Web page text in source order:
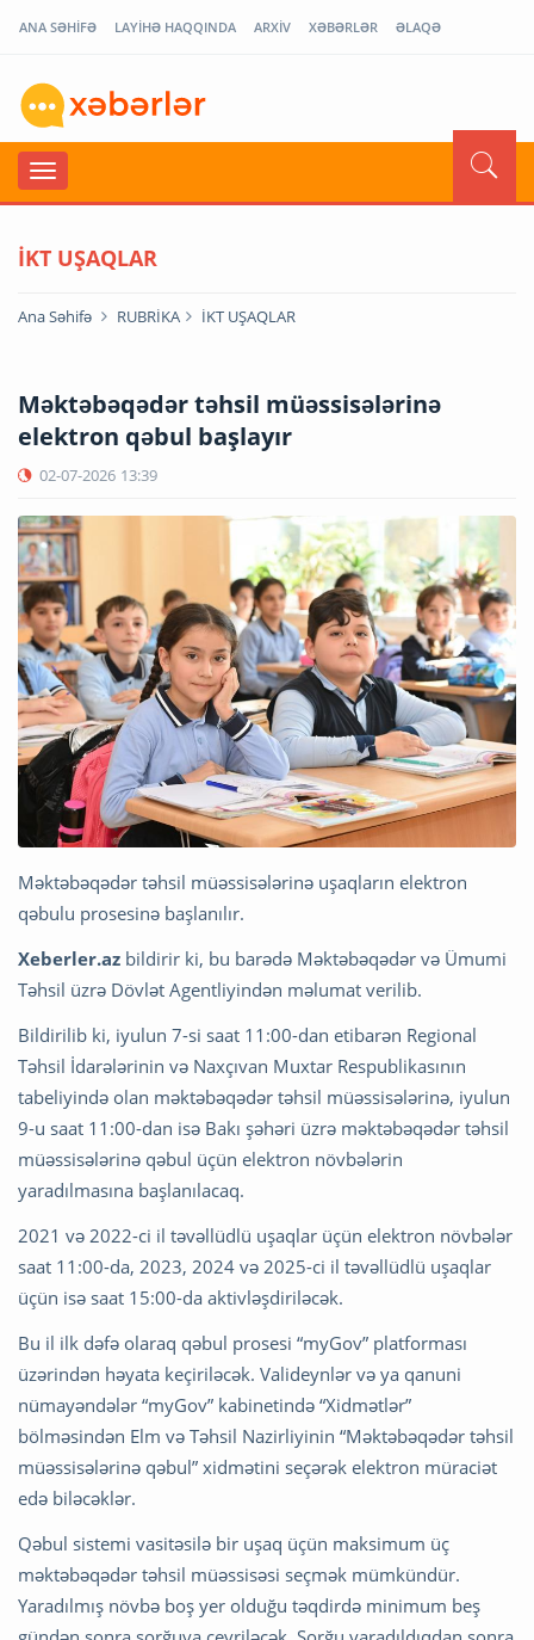
ANA SƏHİFƏ LAYİHƏ HAQQINDA ARXİV XƏBƏRLƏR ƏLAQƏ
İKT UŞAQLAR
Ana Səhifə RUBRİKA İKT UŞAQLAR
Məktəbəqədər təhsil müəssisələrinə
elektron qəbul başlayır
02-07-2026 13:39
Məktəbəqədər təhsil müəssisələrinə uşaqların elektron
qəbulu prosesinə başlanılır.
Xeberler.az bildirir ki, bu barədə Məktəbəqədər və Ümumi
Təhsil üzrə Dövlət Agentliyindən məlumat verilib.
Bildirilib ki, iyulun 7-si saat 11:00-dan etibarən Regional
Təhsil İdarələrinin və Naxçıvan Muxtar Respublikasının
tabeliyində olan məktəbəqədər təhsil müəssisələrinə, iyulun
9-u saat 11:00-dan isə Bakı şəhəri üzrə məktəbəqədər təhsil
müəssisələrinə qəbul üçün elektron növbələrin
yaradılmasına başlanılacaq.
2021 və 2022-ci il təvəllüdlü uşaqlar üçün elektron növbələr
saat 11:00-da, 2023, 2024 və 2025-ci il təvəllüdlü uşaqlar
üçün isə saat 15:00-da aktivləşdiriləcək.
Bu il ilk dəfə olaraq qəbul prosesi “myGov” platforması
üzərindən həyata keçiriləcək. Valideynlər və ya qanuni
nümayəndələr “myGov” kabinetində “Xidmətlər”
bölməsindən Elm və Təhsil Nazirliyinin “Məktəbəqədər təhsil
müəssisələrinə qəbul” xidmətini seçərək elektron müraciət
edə biləcəklər.
Qəbul sistemi vasitəsilə bir uşaq üçün maksimum üç
məktəbəqədər təhsil müəssisəsi seçmək mümkündür.
Yaradılmış növbə boş yer olduğu təqdirdə minimum beş